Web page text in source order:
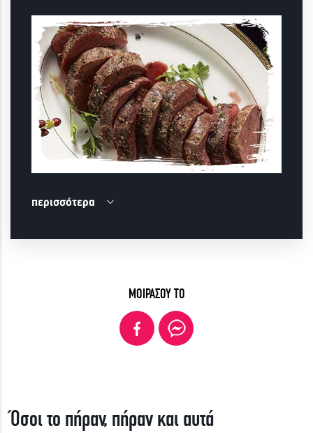
περισσότερα
ΜΟΙΡΑΣΟΥ ΤΟ
Όσοι το πήραν, πήραν και αυτά